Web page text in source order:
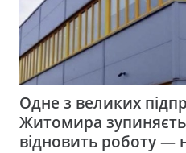
Одне з великих
Житомира
відновить роботу —